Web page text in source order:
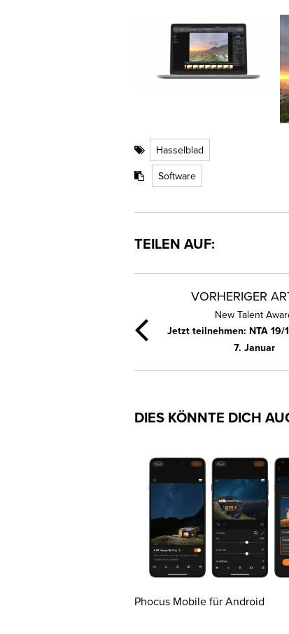
Hasselblad
Software
TEILEN AUF:
VORHERIGER
New Talent
Jetzt teilnehmen: NTA 19/
7. Januar
DIES KÖNNTE DICH
Phocus Mobile für Android